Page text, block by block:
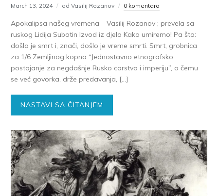
March 13, 2024 od Vasilij Rozanov 0 komentara
Apokalipsa našeg vremena – Vasilij Rozanov ; prevela sa
ruskog Lidija Subotin Izvod iz djela Kako umiremo! Pa šta:
došla je smrt i, znači, došlo je vreme smrti. Smrt, grobnica
za 1/6 Zemljinog kopna “Jednostavno etnografsko
postojanje za negdašnje Rusko carstvo i imperiju”, o čemu
se već govorka, drže predavanja, […]
NASTAVI SA ČITANJEM